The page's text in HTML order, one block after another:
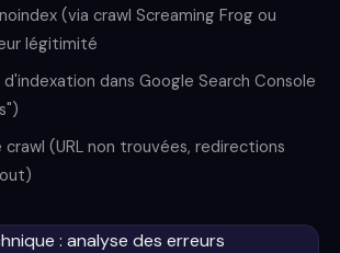
(via crawl Screaming Frog ou
légitimité
dans Google Search Console
crawl (URL non trouvées, redirections